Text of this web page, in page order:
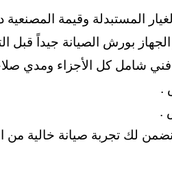
بورش الصيانة جيداً قبل
فني شامل كل الأجزاء ومدي
.
.
لك تجربة صيانة خالية من